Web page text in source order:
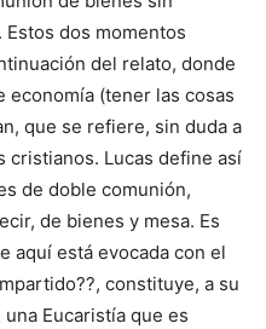
dos momentos
del relato, donde
economía (tener las cosas
que se refiere, sin duda a
cristianos. Lucas define así
de doble comunión,
de bienes y mesa. Es
aquí está evocada con el
constituye, a su
Eucaristía que es